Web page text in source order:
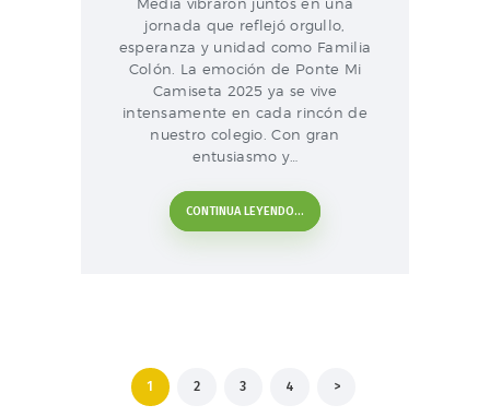
jornada que reflejó orgullo,
esperanza y unidad como Familia
Colón. La emoción de Ponte Mi
Camiseta 2025 ya se vive
intensamente en cada rincón de
nuestro colegio. Con gran
entusiasmo y…
CONTINUA LEYENDO...
Paginación
PAGE
1 PAGE
2 PAGE
3 PAGE
4 >